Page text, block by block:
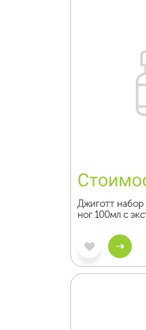
Джиготт набор
ног 100мл с